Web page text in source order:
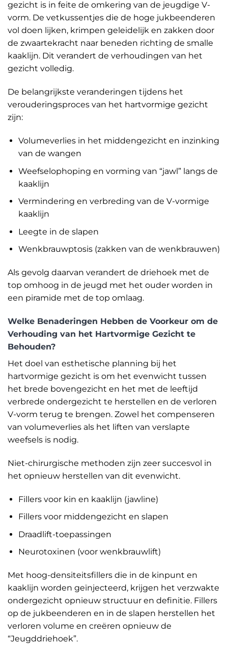
gezicht is in feite de omkering van de jeugdige V-
vorm. De vetkussentjes die de hoge jukbeenderen
vol doen lijken, krimpen geleidelijk en zakken door
de zwaartekracht naar beneden richting de smalle
kaaklijn. Dit verandert de verhoudingen van het
gezicht volledig.
De belangrijkste veranderingen tijdens het
verouderingsproces van het hartvormige gezicht
zijn:
Volumeverlies in het middengezicht en inzinking
van de wangen
Weefselophoping en vorming van “jawl” langs de
kaaklijn
Vermindering en verbreding van de V-vormige
kaaklijn
Leegte in de slapen
Wenkbrauwptosis (zakken van de wenkbrauwen)
Als gevolg daarvan verandert de driehoek met de
top omhoog in de jeugd met het ouder worden in
een piramide met de top omlaag.
Welke Benaderingen Hebben de Voorkeur om de
Verhouding van het Hartvormige Gezicht te
Behouden?
Het doel van esthetische planning bij het
hartvormige gezicht is om het evenwicht tussen
het brede bovengezicht en het met de leeftijd
verbrede ondergezicht te herstellen en de verloren
V-vorm terug te brengen. Zowel het compenseren
van volumeverlies als het liften van verslapte
weefsels is nodig.
Niet-chirurgische methoden zijn zeer succesvol in
het opnieuw herstellen van dit evenwicht.
Fillers voor kin en kaaklijn (jawline)
Fillers voor middengezicht en slapen
Draadlift-toepassingen
Neurotoxinen (voor wenkbrauwlift)
Met hoog-densiteitsfillers die in de kinpunt en
kaaklijn worden geïnjecteerd, krijgen het verzwakte
ondergezicht opnieuw structuur en definitie. Fillers
op de jukbeenderen en in de slapen herstellen het
verloren volume en creëren opnieuw de
“Jeugddriehoek”.